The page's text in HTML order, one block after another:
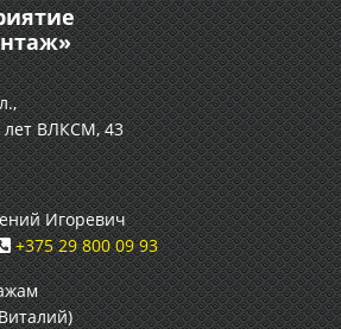
лет ВЛКСМ, 43
Игоревич
+375 29 800 09 93